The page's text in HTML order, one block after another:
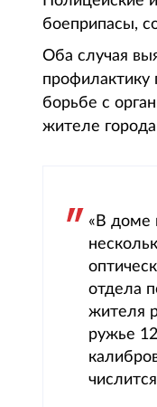
боеприпасы,
Оба случая
профилактику
борьбе с
жителе
«В доме
отдела
жителя
ружье